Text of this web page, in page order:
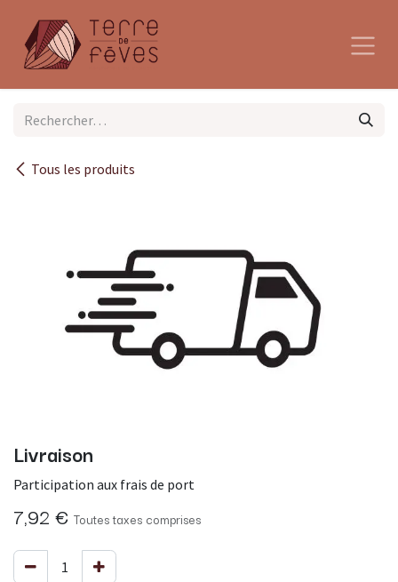
Tous les produits
Livraison
Participation aux frais de port
7,92 € Toutes taxes comprises